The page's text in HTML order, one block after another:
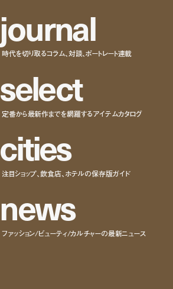
journal
時代を切り取るコラム、対談、ポートレート連載
select
定番から最新作までを網羅するアイテムカタログ
cities
注目ショップ、飲食店、ホテルの保存版ガイド
news
ファッション/ビューティ/カルチャーの最新ニュース